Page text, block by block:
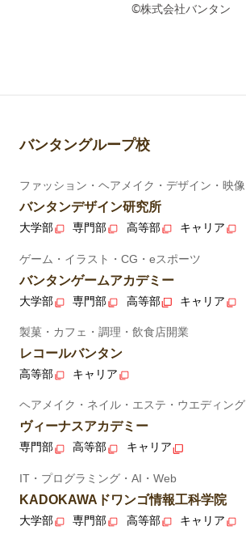
©株式会社バンタン
バンタングループ校
ファッション・ヘアメイク・デザイン・映像
バンタンデザイン研究所
大学部 専門部 高等部 キャリア
ゲーム・イラスト・CG・eスポーツ
バンタンゲームアカデミー
大学部 専門部 高等部 キャリア
製菓・カフェ・調理・飲食店開業
レコールバンタン
高等部 キャリア
ヘアメイク・ネイル・エステ・ウエディング
ヴィーナスアカデミー
専門部 高等部 キャリア
IT・プログラミング・AI・Web
KADOKAWAドワンゴ情報工科学院
大学部 専門部 高等部 キャリア